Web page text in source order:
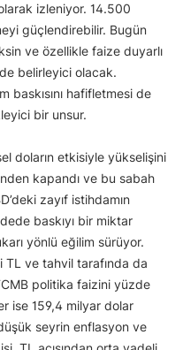
izleniyor. 14.500
güçlendirebilir. Bugün
ve özellikle faize duyarlı
belirleyici olacak.
baskısını hafifletmesi de
bir unsur.
doların etkisiyle yükselişini
kapandı ve bu sabah
zayıf istihdamın
baskıyı bir miktar
yönlü eğilim sürüyor.
TL ve tahvil tarafında da
politika faizini yüzde
ise 159,4 milyar dolar
seyrin enflasyon ve